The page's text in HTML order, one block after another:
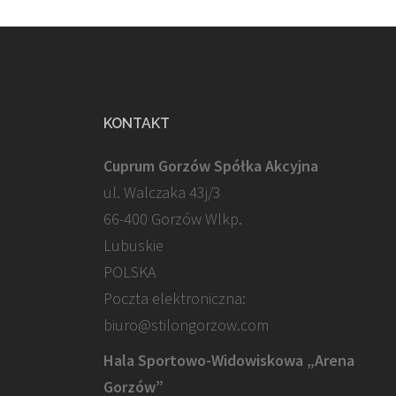
KONTAKT
Cuprum Gorzów Spółka Akcyjna
ul. Walczaka 43j/3
66-400 Gorzów Wlkp.
Lubuskie
POLSKA
Poczta elektroniczna:
biuro@stilongorzow.com
Hala Sportowo-Widowiskowa „Arena
Gorzów”